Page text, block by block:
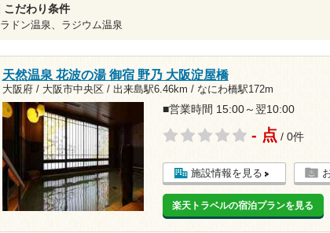
こだわり条件
ラドン温泉、ラジウム温泉
天然温泉 花波の湯 御宿 野乃 大阪淀屋橋
大阪府 / 大阪市中央区 / 出来島駅6.46km / なにわ橋駅172m
■営業時間 15:00～翌10:00
- 点 / 0件
施設情報を見る
楽天トラベルの宿泊プランを見る